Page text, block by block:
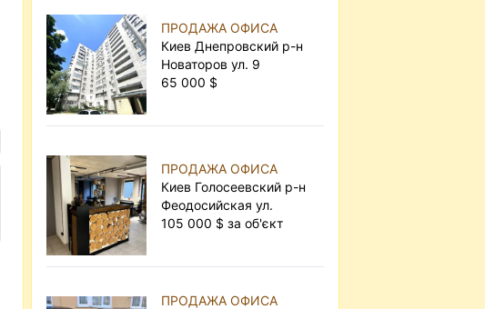
ПРОДАЖА ОФИСА
Киев Днепровский р-н
Новаторов ул. 9
65 000 $
ПРОДАЖА ОФИСА
Киев Голосеевский р-н
Феодосийская ул.
105 000 $ за об'єкт
ПРОДАЖА ОФИСА